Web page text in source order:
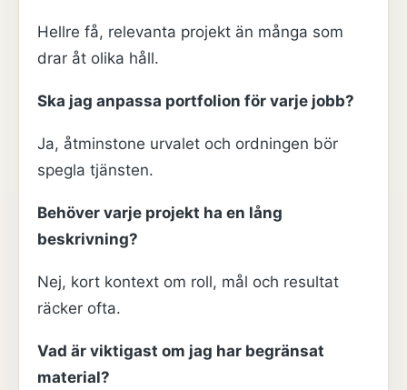
Hellre få, relevanta projekt än många som
drar åt olika håll.
Ska jag anpassa portfolion för varje jobb?
Ja, åtminstone urvalet och ordningen bör
spegla tjänsten.
Behöver varje projekt ha en lång
beskrivning?
Nej, kort kontext om roll, mål och resultat
räcker ofta.
Vad är viktigast om jag har begränsat
material?